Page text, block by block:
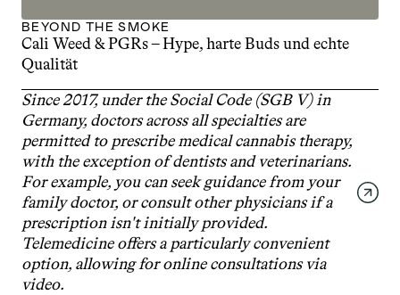
BEYOND THE SMOKE
Cali Weed & PGRs – Hype, harte Buds und echte
Qualität
Since 2017, under the Social Code (SGB V) in
Germany, doctors across all specialties are
permitted to prescribe medical cannabis therapy,
with the exception of dentists and veterinarians.
For example, you can seek guidance from your
family doctor, or consult other physicians if a
prescription isn't initially provided.
Telemedicine offers a particularly convenient
option, allowing for online consultations via
video.